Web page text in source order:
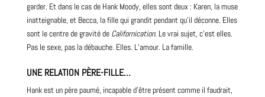
garder. Et dans le cas de Hank Moody, elles sont deux : Karen, la muse
inatteignable, et Becca, la fille qui grandit pendant qu’il déconne. Elles
sont le centre de gravité de Californication. Le vrai sujet, c’est elles.
Pas le sexe, pas la débauche. Elles. L’amour. La famille.
UNE RELATION PÈRE-FILLE…
Hank est un père paumé, incapable d’être présent comme il faudrait,